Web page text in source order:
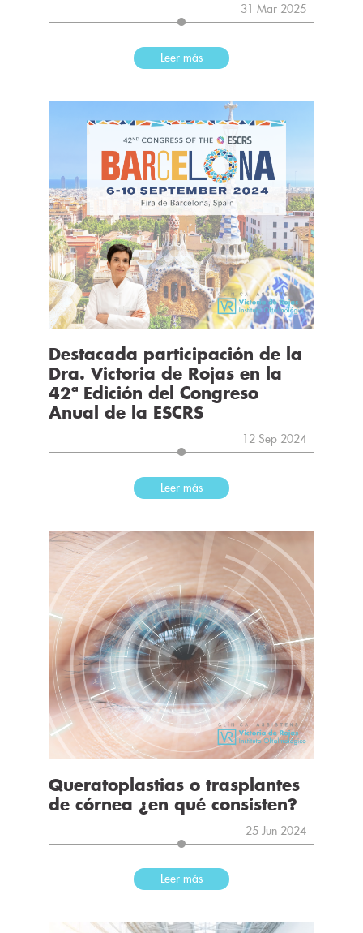
31 Mar 2025
Leer más
Destacada participación de la
Dra. Victoria de Rojas en la
42ª Edición del Congreso
Anual de la ESCRS
12 Sep 2024
Leer más
Queratoplastias o trasplantes
de córnea ¿en qué consisten?
25 Jun 2024
Leer más